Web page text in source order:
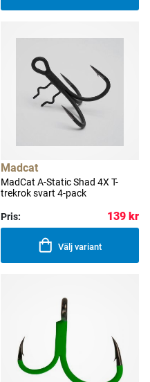
Madcat
MadCat A-Static Shad 4X T-
trekrok svart 4-pack
Pris: 139 kr
Välj variant